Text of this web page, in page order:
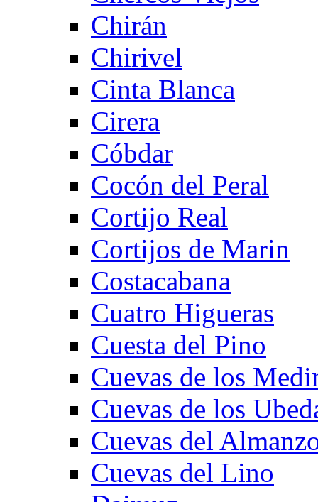
Chirán
Chirivel
Cinta Blanca
Cirera
Cóbdar
Cocón del Peral
Cortijo Real
Cortijos de Marin
Costacabana
Cuatro Higueras
Cuesta del Pino
Cuevas de los
Cuevas de los
Cuevas del
Cuevas del Lino